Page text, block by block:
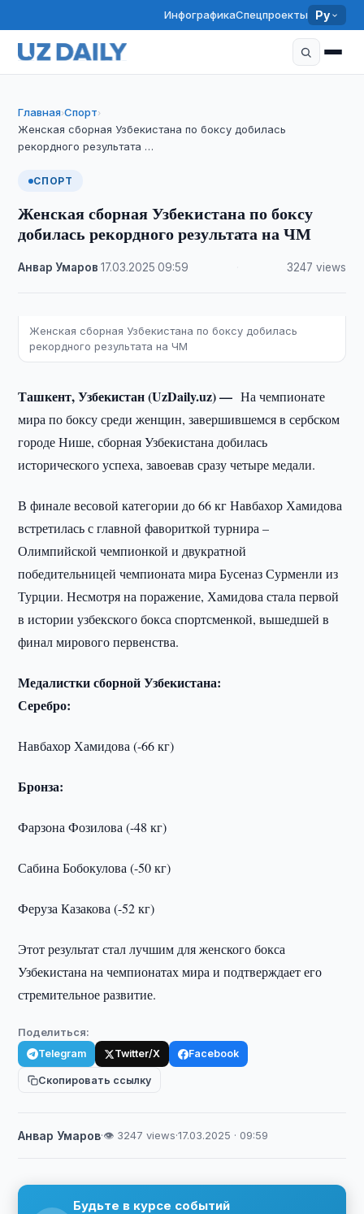
ИнфографикаСпецпроекты Ру
Главная›Спорт›
Женская сборная Узбекистана по боксу добилась
рекордного результата …
СПОРТ
Женская сборная Узбекистана по боксу
добилась рекордного результата на ЧМ
Анвар Умаров ·17.03.2025 ·09:59 3247 views
Женская сборная Узбекистана по боксу добилась
рекордного результата на ЧМ
Ташкент, Узбекистан (UzDaily.uz) —На чемпионате
мира по боксу среди женщин, завершившемся в сербском
городе Нише, сборная Узбекистана добилась
исторического успеха, завоевав сразу четыре медали.
В финале весовой категории до 66 кг Навбахор Хамидова
встретилась с главной фавориткой турнира –
Олимпийской чемпионкой и двукратной
победительницей чемпионата мира Бусеназ Сурменли из
Турции. Несмотря на поражение, Хамидова стала первой
в истории узбекского бокса спортсменкой, вышедшей в
финал мирового первенства.
Медалистки сборной Узбекистана:
Серебро:
Навбахор Хамидова (-66 кг)
Бронза:
Фарзона Фозилова (-48 кг)
Сабина Бобокулова (-50 кг)
Феруза Казакова (-52 кг)
Этот результат стал лучшим для женского бокса
Узбекистана на чемпионатах мира и подтверждает его
стремительное развитие.
Поделиться:
Telegram Twitter/X Facebook
Скопировать ссылку
Анвар Умаров·👁 3247 views·17.03.2025 · 09:59
Будьте в курсе событий